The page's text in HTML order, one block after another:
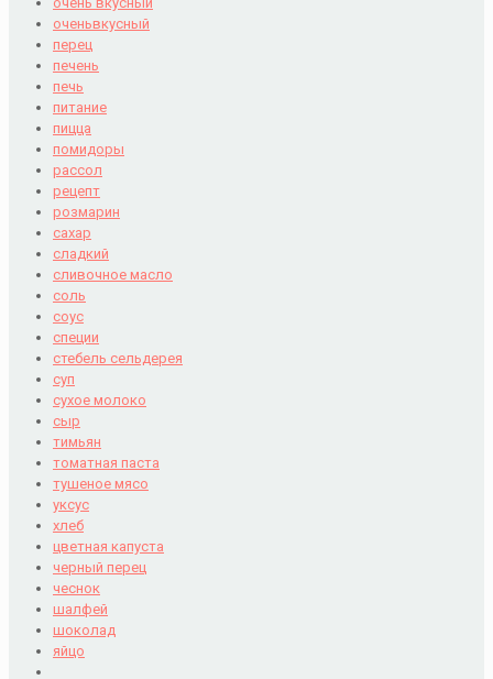
оченьвкусный
перец
печень
печь
питание
пицца
помидоры
рассол
рецепт
розмарин
сахар
сладкий
сливочное масло
соль
соус
специи
стебель сельдерея
суп
сухое молоко
сыр
тимьян
томатная паста
тушеное мясо
уксус
хлеб
цветная капуста
черный перец
чеснок
шалфей
шоколад
яйцо